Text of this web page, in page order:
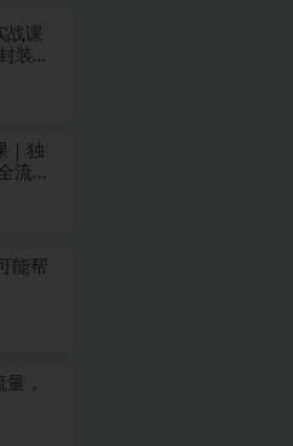
战课
装
｜独
流程
能帮
，